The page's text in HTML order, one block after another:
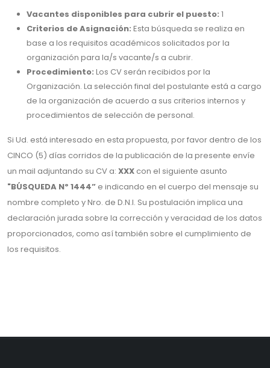
Vacantes disponibles para cubrir el puesto: 1
Criterios de Asignación: Esta búsqueda se realiza en
base a los requisitos académicos solicitados por la
organización para la/s vacante/s a cubrir.
Procedimiento: Los CV serán recibidos por la
Organización. La selección final del postulante está a cargo
de la organización de acuerdo a sus criterios internos y
procedimientos de selección de personal.
Si Ud. está interesado en esta propuesta, por favor dentro de los
CINCO (5) días corridos de la publicación de la presente envíe
un mail adjuntando su CV a: XXX con el siguiente asunto
"BÚSQUEDA Nº 1444” e indicando en el cuerpo del mensaje su
nombre completo y Nro. de D.N.I. Su postulación implica una
declaración jurada sobre la corrección y veracidad de los datos
proporcionados, como así también sobre el cumplimiento de
los requisitos.